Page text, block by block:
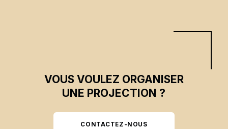
VOUS VOULEZ ORGANISER
UNE PROJECTION ?
CONTACTEZ-NOUS